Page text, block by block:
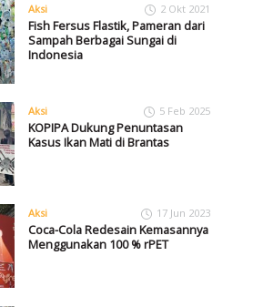
Aksi 2 Okt 2021
Fish Fersus Flastik, Pameran dari
Sampah Berbagai Sungai di
Indonesia
Aksi 5 Feb 2025
KOPIPA Dukung Penuntasan
Kasus Ikan Mati di Brantas
Aksi 17 Jun 2023
Coca-Cola Redesain Kemasannya
Menggunakan 100 % rPET